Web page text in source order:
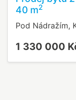
40 m2
Pod Nádražím,
1 330 000